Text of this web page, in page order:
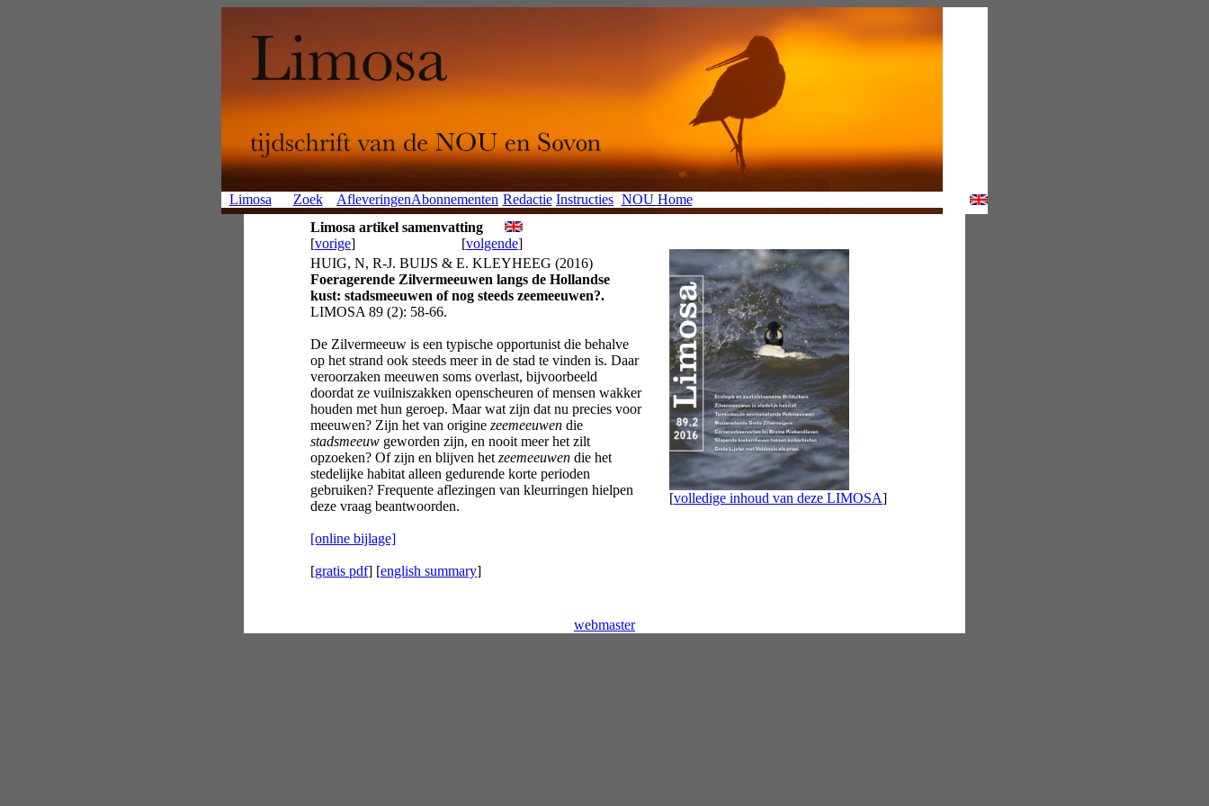
Limosa Zoek AfleveringenAbonnementen Redactie Instructies NOU Home
Limosa artikel samenvatting
[vorige] [volgende]
HUIG, N, R-J. BUIJS & E. KLEYHEEG (2016)
Foeragerende Zilvermeeuwen langs de Hollandse
kust: stadsmeeuwen of nog steeds zeemeeuwen?.
LIMOSA 89 (2): 58-66.
De Zilvermeeuw is een typische opportunist die behalve
op het strand ook steeds meer in de stad te vinden is. Daar
veroorzaken meeuwen soms overlast, bijvoorbeeld
doordat ze vuilniszakken openscheuren of mensen wakker
houden met hun geroep. Maar wat zijn dat nu precies voor
meeuwen? Zijn het van origine zeemeeuwen die
stadsmeeuw geworden zijn, en nooit meer het zilt
opzoeken? Of zijn en blijven het zeemeeuwen die het
stedelijke habitat alleen gedurende korte perioden
gebruiken? Frequente aflezingen van kleurringen hielpen
deze vraag beantwoorden.
[online bijlage]
[gratis pdf] [english summary]
[volledige inhoud van deze LIMOSA]
webmaster